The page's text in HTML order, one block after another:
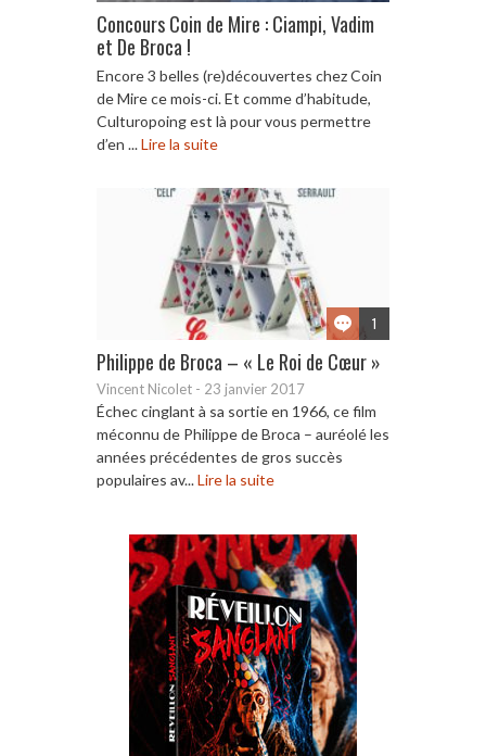
Concours Coin de Mire : Ciampi, Vadim
et De Broca !
Encore 3 belles (re)découvertes chez Coin
de Mire ce mois-ci. Et comme d’habitude,
Culturopoing est là pour vous permettre
d’en ...Lire la suite
1
Philippe de Broca – « Le Roi de Cœur »
Vincent Nicolet - 23 janvier 2017
Échec cinglant à sa sortie en 1966, ce film
méconnu de Philippe de Broca – auréolé les
années précédentes de gros succès
populaires av...Lire la suite